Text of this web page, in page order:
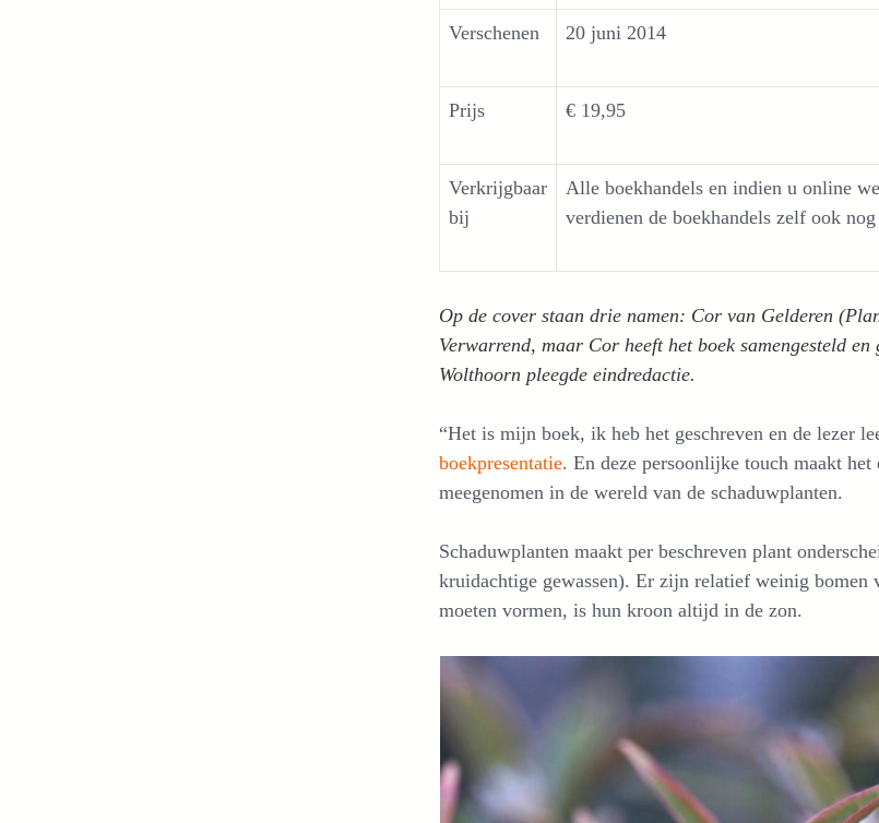
Verschenen 20 juni 2014
Prijs € 19,95
Verkrijgbaar
bij
Alle boekhandels en indien u online
verdienen de boekhandels zelf ook
Op de cover staan drie namen: Cor van Gelderen
Verwarrend, maar Cor heeft het boek samengesteld
Wolthoorn pleegde eindredactie.
“Het is mijn boek, ik heb het geschreven en de lezer
boekpresentatie. En deze persoonlijke touch maakt
meegenomen in de wereld van de schaduwplanten.
Schaduwplanten maakt per beschreven plant
kruidachtige gewassen). Er zijn relatief weinig bomen
moeten vormen, is hun kroon altijd in de zon.